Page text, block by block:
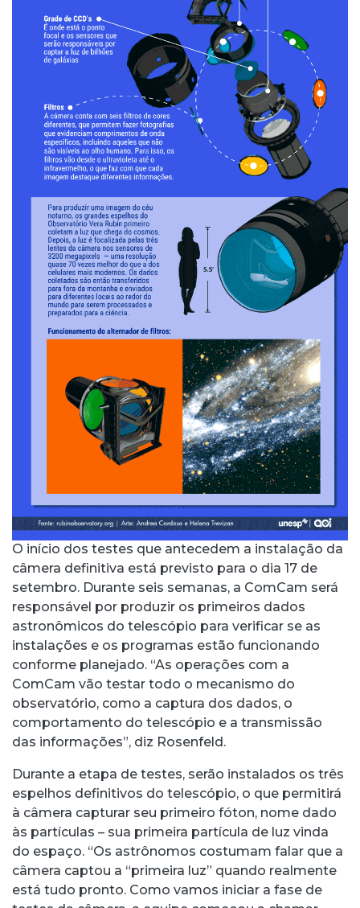
O início dos testes que antecedem a instalação da
câmera definitiva está previsto para o dia 17 de
setembro. Durante seis semanas, a ComCam será
responsável por produzir os primeiros dados
astronômicos do telescópio para verificar se as
instalações e os programas estão funcionando
conforme planejado. “As operações com a
ComCam vão testar todo o mecanismo do
observatório, como a captura dos dados, o
comportamento do telescópio e a transmissão
das informações”, diz Rosenfeld.
Durante a etapa de testes, serão instalados os três
espelhos definitivos do telescópio, o que permitirá
à câmera capturar seu primeiro fóton, nome dado
às partículas – sua primeira partícula de luz vinda
do espaço. “Os astrônomos costumam falar que a
câmera captou a “primeira luz” quando realmente
está tudo pronto. Como vamos iniciar a fase de